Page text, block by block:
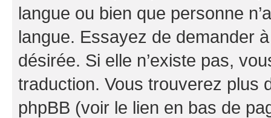
langue ou bien que personne
langue. Essayez de demander
désirée. Si elle n’existe pas,
traduction. Vous trouverez plus
phpBB (voir le lien en bas de